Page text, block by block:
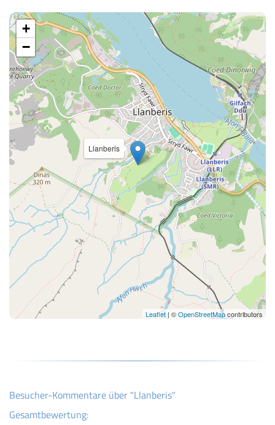
Llanberis
+
−
Leaflet | ©OpenStreetMapcontributors
Besucher-Kommentare über "Llanberis"
Gesamtbewertung: